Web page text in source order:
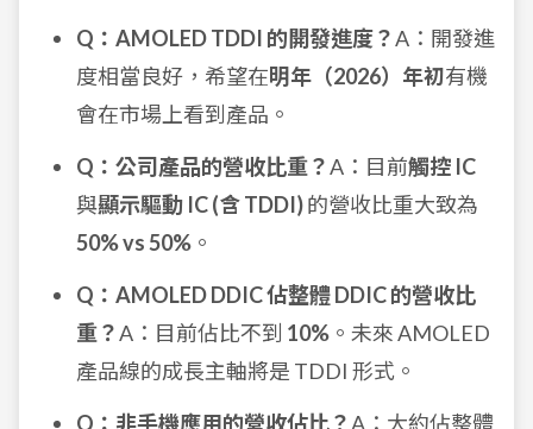
Q：AMOLED TDDI 的開發進度？A：開發進
度相當良好，希望在明年（2026）年初有機
會在市場上看到產品。
Q：公司產品的營收比重？A：目前觸控 IC
與顯示驅動 IC (含 TDDI)的營收比重大致為
50% vs 50% 。
Q：AMOLED DDIC 佔整體 DDIC 的營收比
重？A：目前佔比不到 10% 。未來 AMOLED
產品線的成長主軸將是 TDDI 形式。
Q：非手機應用的營收佔比？A：大約佔整體